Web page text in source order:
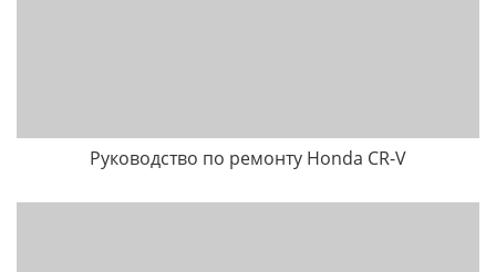
Руководство по ремонту Honda CR-V